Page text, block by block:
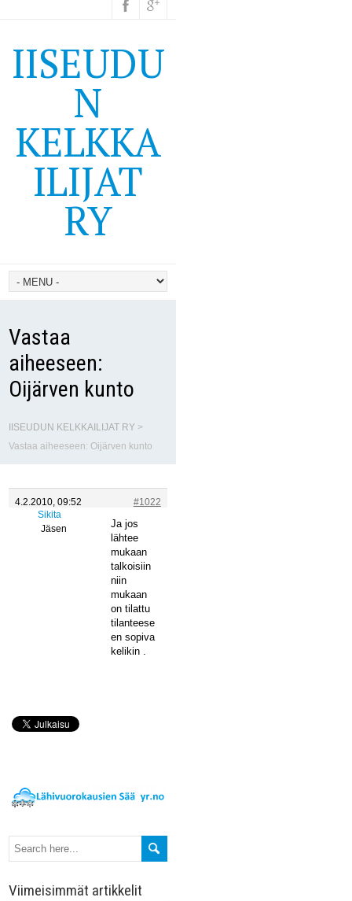
IISEUDU
N
KELKKA
ILIJAT
RY
Vastaa
aiheeseen:
Oijärven kunto
IISEUDUN KELKKAILIJAT RY >
Vastaa aiheeseen: Oijärven kunto
4.2.2010, 09:52
#1022
Sikita
Jäsen
Ja jos
lähtee
mukaan
talkoisiin
niin
mukaan
on tilattu
tilanteese
en sopiva
kelikin .
Viimeisimmät artikkelit